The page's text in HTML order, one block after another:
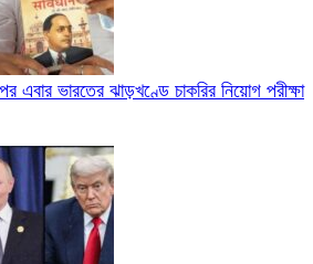
এবার ভারতের ঝাড়খণ্ডে চাকরির নিয়োগ পরীক্ষা